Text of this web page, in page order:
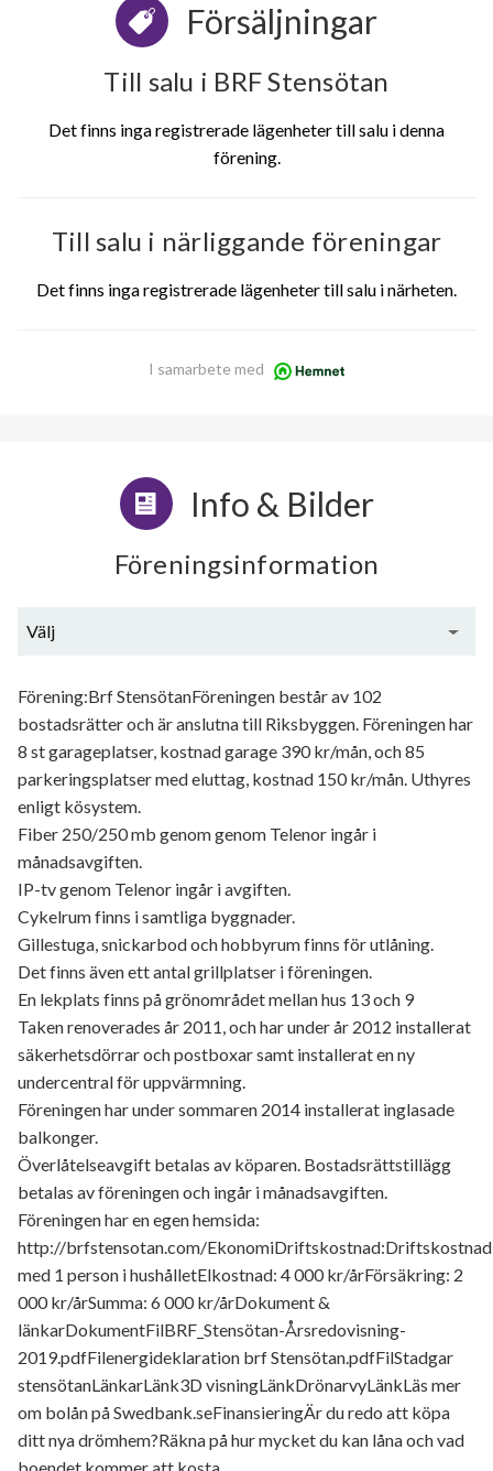
Försäljningar
Till salu i BRF Stensötan
Det finns inga registrerade lägenheter till salu i denna
förening.
Till salu i närliggande föreningar
Det finns inga registrerade lägenheter till salu i närheten.
I samarbete med
Info & Bilder
Föreningsinformation
Välj
Förening:Brf StensötanFöreningen består av 102
bostadsrätter och är anslutna till Riksbyggen. Föreningen har
8 st garageplatser, kostnad garage 390 kr/mån, och 85
parkeringsplatser med eluttag, kostnad 150 kr/mån. Uthyres
enligt kösystem.
Fiber 250/250 mb genom genom Telenor ingår i
månadsavgiften.
IP-tv genom Telenor ingår i avgiften.
Cykelrum finns i samtliga byggnader.
Gillestuga, snickarbod och hobbyrum finns för utlåning.
Det finns även ett antal grillplatser i föreningen.
En lekplats finns på grönområdet mellan hus 13 och 9
Taken renoverades år 2011, och har under år 2012 installerat
säkerhetsdörrar och postboxar samt installerat en ny
undercentral för uppvärmning.
Föreningen har under sommaren 2014 installerat inglasade
balkonger.
Överlåtelseavgift betalas av köparen. Bostadsrättstillägg
betalas av föreningen och ingår i månadsavgiften.
Föreningen har en egen hemsida:
http://brfstensotan.com/EkonomiDriftskostnad:Driftskostnad
med 1 person i hushålletElkostnad: 4 000 kr/årFörsäkring: 2
000 kr/årSumma: 6 000 kr/årDokument &
länkarDokumentFilBRF_Stensötan-Årsredovisning-
2019.pdfFilenergideklaration brf Stensötan.pdfFilStadgar
stensötanLänkarLänk3D visningLänkDrönarvyLänkLäs mer
om bolån på Swedbank.seFinansieringÄr du redo att köpa
ditt nya drömhem?Räkna på hur mycket du kan låna och vad